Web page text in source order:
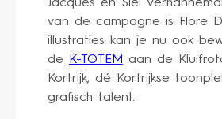
Jacques en Siel
van de campagne is Flore
illustraties kan je nu ook
de
K-TOTEM aan de
Kortrijk, dé Kortrijkse
grafisch talent.